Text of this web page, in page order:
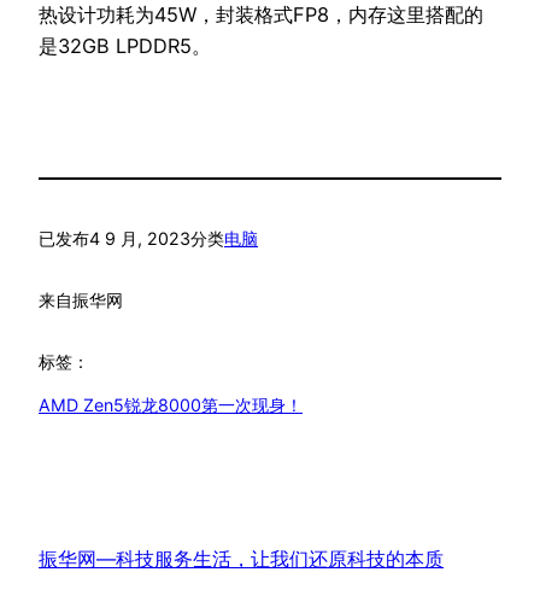
热设计功耗为45W，封装格式FP8，内存这里搭配的
是32GB LPDDR5。
已发布4 9 月, 2023分类电脑
来自振华网
标签：
AMD Zen5锐龙8000第一次现身！
振华网—科技服务生活，让我们还原科技的本质